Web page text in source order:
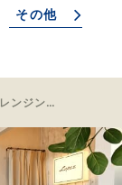
その他
施術前のクレンジング